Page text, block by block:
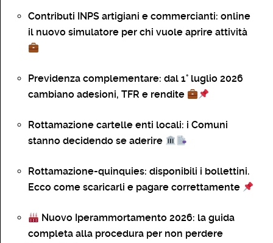
Contributi INPS artigiani e commercianti: online
il nuovo simulatore per chi vuole aprire attività
Previdenza complementare: dal 1° luglio 2026
cambiano adesioni, TFR e rendite
Rottamazione cartelle enti locali: i Comuni
stanno decidendo se aderire
Rottamazione-quinquies: disponibili i bollettini.
Ecco come scaricarli e pagare correttamente
Nuovo Iperammortamento 2026: la guida
completa alla procedura per non perdere